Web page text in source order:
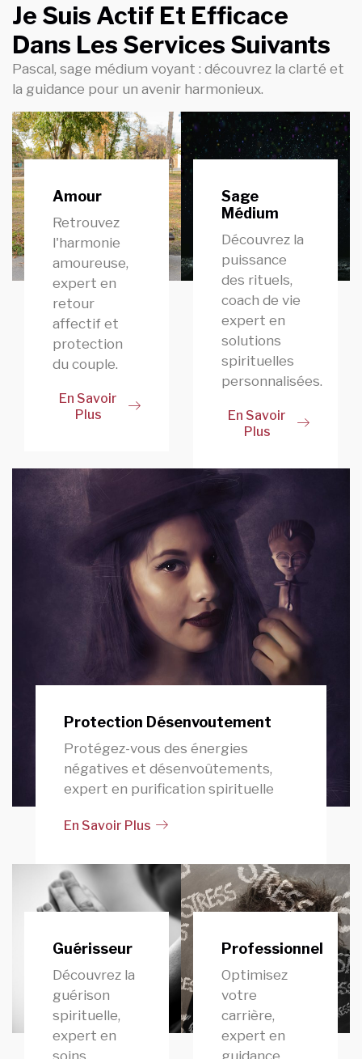
Je Suis Actif Et Efficace
Dans Les Services Suivants
Pascal, sage médium voyant : découvrez la clarté et
la guidance pour un avenir harmonieux.
Amour
Retrouvez
l'harmonie
amoureuse,
expert en
retour
affectif et
protection
du couple.
En Savoir
Plus
Sage
Médium
Découvrez la
puissance
des rituels,
coach de vie
expert en
solutions
spirituelles
personnalisées.
En Savoir
Plus
Protection Désenvoutement
Protégez-vous des énergies
négatives et désenvoûtements,
expert en purification spirituelle
En Savoir Plus
Guérisseur
Découvrez la
guérison
spirituelle,
expert en
soins
Professionnel
Optimisez
votre
carrière,
expert en
guidance